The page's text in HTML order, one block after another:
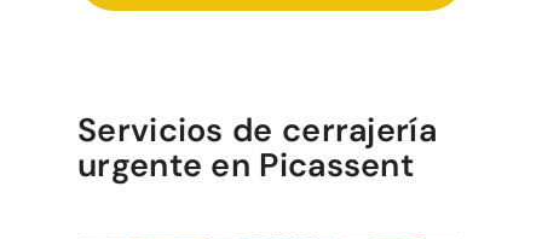
Servicios de cerrajería
urgente en Picassent